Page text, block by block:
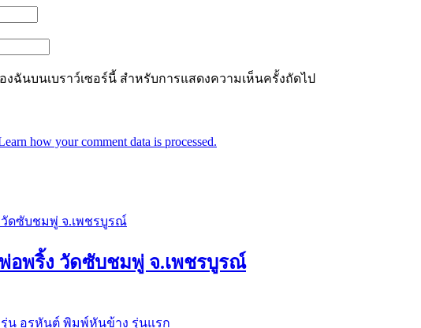
ฉันบนเบราว์เซอร์นี้ สำหรับการแสดงความเห็นครั้งถัดไป
how your comment data is processed.
อพริ้ง วัดซับชมพู่ จ.เพชรบูรณ์